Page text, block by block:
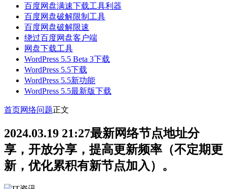
百度网盘满速下载工具利器
百度网盘破解限制工具
百度网盘破解限速
绕过百度网盘客户端
网盘下载工具
WordPress 5.5 Beta 3下载
WordPress 5.5下载
WordPress 5.5新功能
WordPress 5.5最新版下载
首页网络问题正文
2024.03.19 21:27最新网络节点地址分
享，开放分享，提高更新频率（不定期更
新，优化累积有新节点加入）。